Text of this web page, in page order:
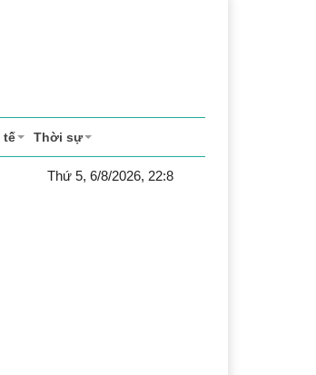
tế Thời sự
Thứ 5, 6/8/2026, 22:8